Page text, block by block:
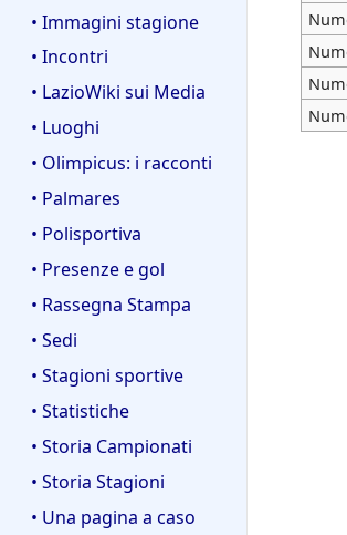
• Immagini stagione
• Incontri
• LazioWiki sui Media
• Luoghi
• Olimpicus: i racconti
• Palmares
• Polisportiva
• Presenze e gol
• Rassegna Stampa
• Sedi
• Stagioni sportive
• Statistiche
• Storia Campionati
• Storia Stagioni
• Una pagina a caso